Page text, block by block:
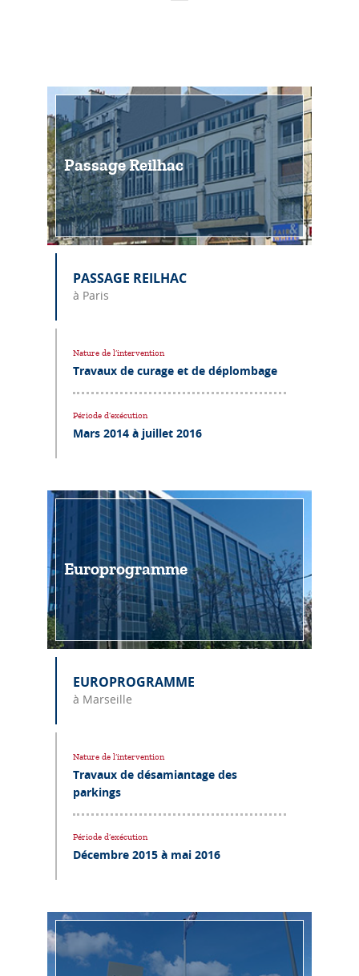
Passage Reilhac
PASSAGE REILHAC
à Paris
Nature de l’intervention
Travaux de curage et de déplombage
Période d’exécution
Mars 2014 à juillet 2016
Europrogramme
EUROPROGRAMME
à Marseille
Nature de l’intervention
Travaux de désamiantage des
parkings
Période d’exécution
Décembre 2015 à mai 2016